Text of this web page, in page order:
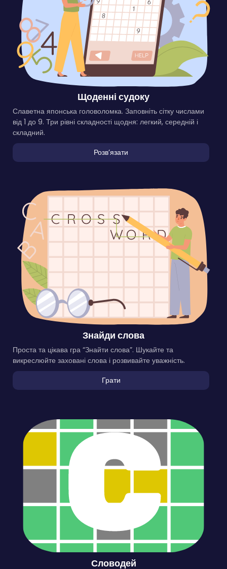
Щоденні судоку
Славетна японська головоломка. Заповніть сітку числами
від 1 до 9. Три рівні складності щодня: легкий, середній і
складний.
Розвʼязати
Знайди слова
Проста та цікава гра “Знайти слова”. Шукайте та
викреслюйте заховані слова і розвивайте уважність.
Грати
Словодей